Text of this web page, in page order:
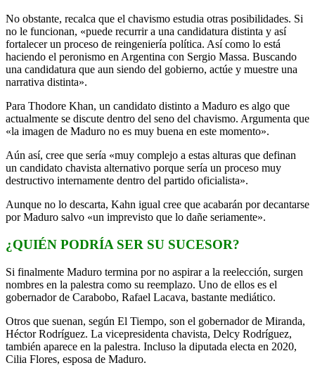
No obstante, recalca que el chavismo estudia otras posibilidades. Si
no le funcionan, «puede recurrir a una candidatura distinta y así
fortalecer un proceso de reingeniería política. Así como lo está
haciendo el peronismo en Argentina con Sergio Massa. Buscando
una candidatura que aun siendo del gobierno, actúe y muestre una
narrativa distinta».
Para Thodore Khan, un candidato distinto a Maduro es algo que
actualmente se discute dentro del seno del chavismo. Argumenta que
«la imagen de Maduro no es muy buena en este momento».
Aún así, cree que sería «muy complejo a estas alturas que definan
un candidato chavista alternativo porque sería un proceso muy
destructivo internamente dentro del partido oficialista».
Aunque no lo descarta, Kahn igual cree que acabarán por decantarse
por Maduro salvo «un imprevisto que lo dañe seriamente».
¿QUIÉN PODRÍA SER SU SUCESOR?
Si finalmente Maduro termina por no aspirar a la reelección, surgen
nombres en la palestra como su reemplazo. Uno de ellos es el
gobernador de Carabobo, Rafael Lacava, bastante mediático.
Otros que suenan, según El Tiempo, son el gobernador de Miranda,
Héctor Rodríguez. La vicepresidenta chavista, Delcy Rodríguez,
también aparece en la palestra. Incluso la diputada electa en 2020,
Cilia Flores, esposa de Maduro.